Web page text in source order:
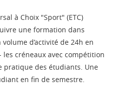
à Choix "Sport" (ETC)
une formation dans
d’activité de 24h en
créneaux avec compétition
pratique des étudiants. Une
en fin de semestre.